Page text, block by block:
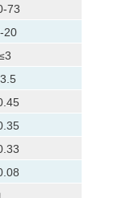
73
20